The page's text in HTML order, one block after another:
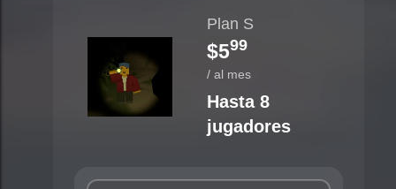
Plan S
$599
/ al mes
Hasta 8
jugadores